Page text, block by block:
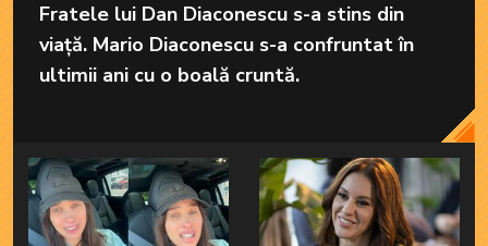
Fratele lui Dan Diaconescu s-a stins din
viață. Mario Diaconescu s-a confruntat în
ultimii ani cu o boală cruntă.